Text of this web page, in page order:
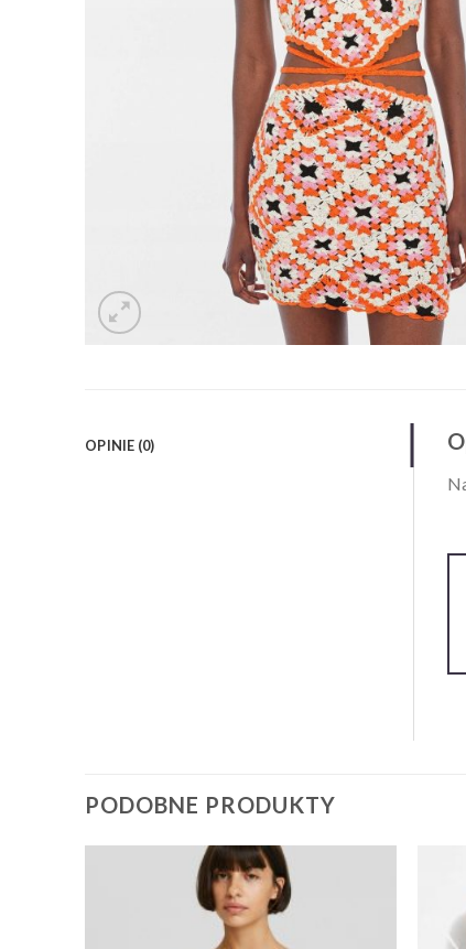
OPINIE (0)
PODOBNE PRODUKTY